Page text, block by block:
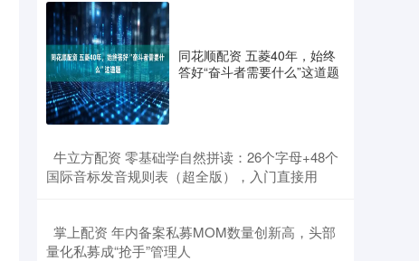
同花顺配资 五菱40年，始终
答好“奋斗者需要什么”这道题
​牛立方配资 零基础学自然拼读：26个字母+48个
国际音标发音规则表（超全版），入门直接用
​掌上配资 年内备案私募MOM数量创新高，头部
量化私募成“抢手”管理人